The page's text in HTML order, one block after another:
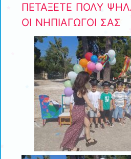
ΠΕΤΑΞΕΤΕ ΠΟΛΥ
ΟΙ ΝΗΠΙΑΓΩΓΟΙ ΣΑΣ